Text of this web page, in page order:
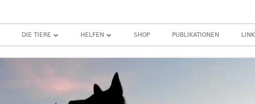
DIE TIERE HELFEN
PATENSCHAFTEN
SACHSPENDEN
SHOP PUBLIKATIONEN